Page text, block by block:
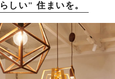
しい" 住まいを。